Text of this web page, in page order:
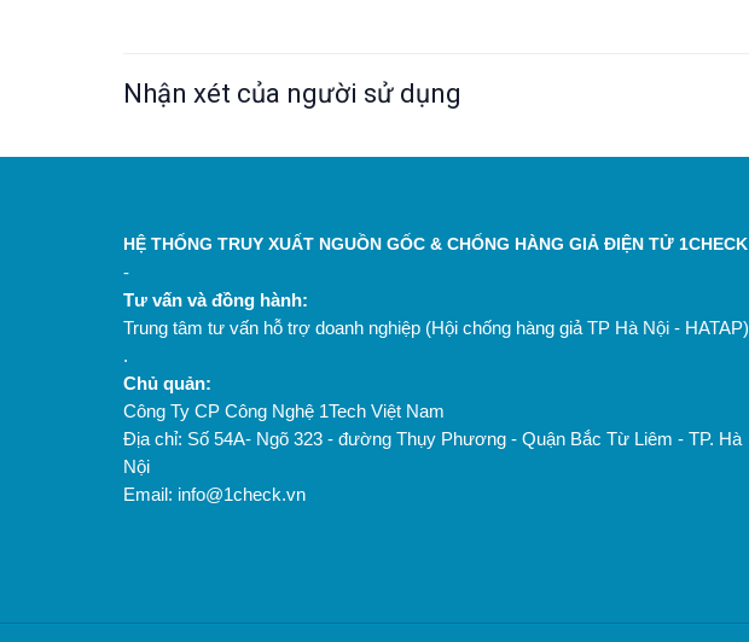
Cream-d%C6%B0%E1%BB%A1ng-
i.1011125560.23473235378?
Nhận xét của người sử dụng
HỆ THỐNG TRUY XUẤT NGUỒN GỐC & CHỐNG HÀNG GIẢ ĐIỆN TỬ 1CHECK
-
Tư vấn và đồng hành:
Trung tâm tư vấn hỗ trợ doanh nghiệp (Hội chống hàng giả TP Hà Nội - HATAP)
.
Chủ quản:
Công Ty CP Công Nghệ 1Tech Việt Nam
Địa chỉ: Số 54A- Ngõ 323 - đường Thụy Phương - Quận Bắc Từ Liêm - TP. Hà
Nội
Email: info@1check.vn